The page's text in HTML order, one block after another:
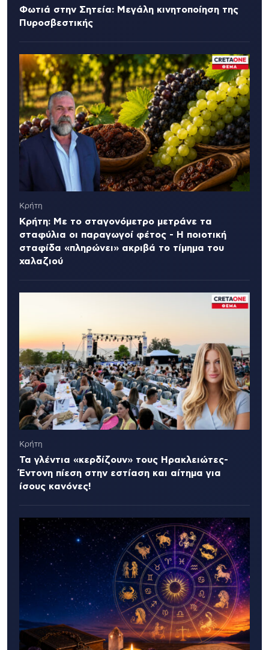
Φωτιά στην Σητεία: Μεγάλη κινητοποίηση της
Πυροσβεστικής
Κρήτη
Κρήτη: Με το σταγονόμετρο μετράνε τα
σταφύλια οι παραγωγοί φέτος - Η ποιοτική
σταφίδα «πληρώνει» ακριβά το τίμημα του
χαλαζιού
Κρήτη
Τα γλέντια «κερδίζουν» τους Ηρακλειώτες-
Έντονη πίεση στην εστίαση και αίτημα για
ίσους κανόνες!